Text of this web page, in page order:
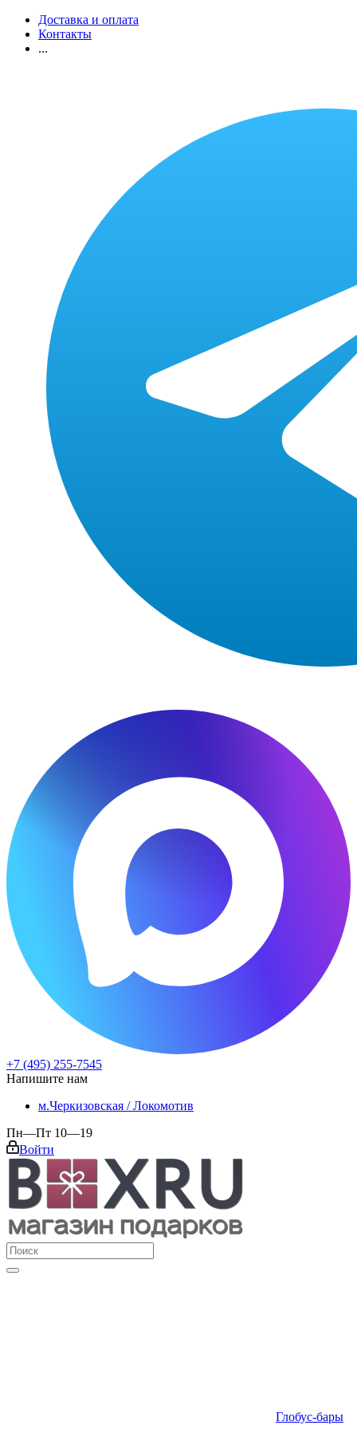
Доставка и оплата
Контакты
...
+7 (495) 255-7545
Напишите нам
м.Черкизовская / Локомотив
Пн—Пт 10—19
Войти
Глобус-бары